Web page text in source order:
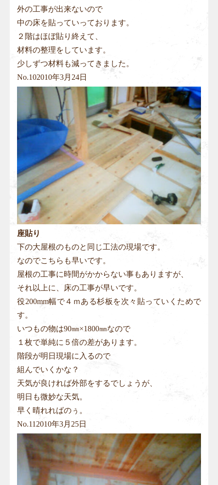
外の工事が出来ないので
中の床を貼っていっております。
２階はほぼ貼り終えて、
材料の整理をしています。
少しずつ材料も減ってきました。
No.102010年3月24日
座貼り
下の大屋根のものと同じ工法の現場です。
なのでこちらも早いです。
屋根の工事に時間がかからない事もありますが、
それ以上に、床の工事が早いです。
役200mm幅で４ｍある杉板を次々貼っていくためで
す。
いつもの物は90㎜×1800㎜なので
１枚で単純に５倍の差があります。
階段が明日現場に入るので
組んでいくかな？
天気が良ければ外部をするでしょうが、
明日も微妙な天気。
早く晴れればのぅ。
No.11 2010年3月25日